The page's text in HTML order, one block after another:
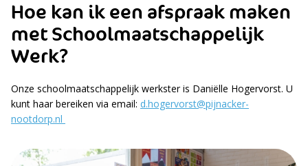
Hoe kan ik een afspraak maken
met Schoolmaatschappelijk
Werk?
Onze schoolmaatschappelijk werkster is Daniëlle Hogervorst. U
kunt haar bereiken via email: d.hogervorst@pijnacker-
nootdorp.nl